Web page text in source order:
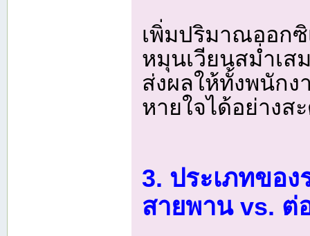
เพิ่มปริมาณออก
หมุนเวียนสม่ำเส
ส่งผลให้ทั้งพนักง
หายใจได้อย่างส
3. ประเภทขอ
สายพาน vs. ต่